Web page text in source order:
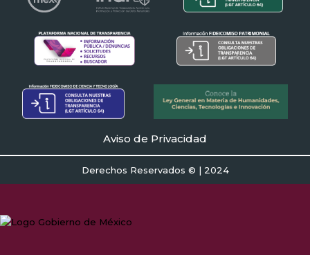
Aviso de Privacidad
Derechos Reservados © | 2024